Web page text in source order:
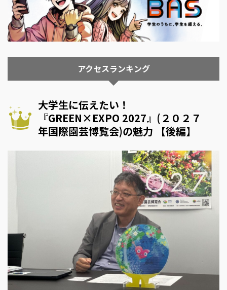
アクセスランキング
大学生に伝えたい！
『GREEN×EXPO 2027』(２０２７
年国際園芸博覧会)の魅力 【後編】